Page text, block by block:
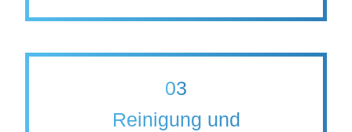
03
Reinigung und